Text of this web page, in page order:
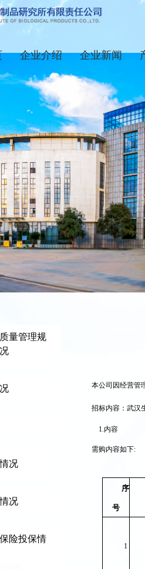
企业介绍 企业新闻
量管理规
况
况
险投保情
本公司因经营管
招标内容：武汉
1.内容
需购内容如下:
序
号
1